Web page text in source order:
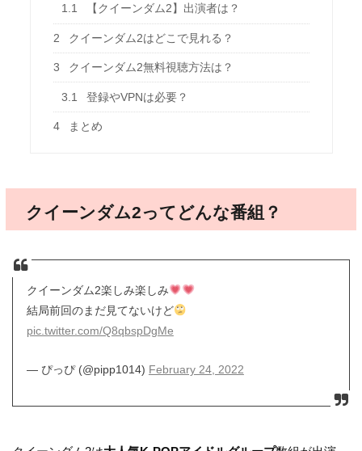
1.1 【クイーンダム2】出演者は？
2 クイーンダム2はどこで見れる？
3 クイーンダム2無料視聴方法は？
3.1 登録やVPNは必要？
4 まとめ
クイーンダム2ってどんな番組？
クイーンダム2楽しみ楽しみ
結局前回のまだ見てないけど
pic.twitter.com/Q8qbspDgMe
— ぴっぴ (@pipp1014) February 24, 2022